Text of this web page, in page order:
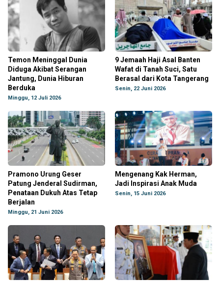
Temon Meninggal Dunia
Diduga Akibat Serangan
Jantung, Dunia Hiburan
Berduka
Minggu, 12 Juli 2026
9 Jemaah Haji Asal Banten
Wafat di Tanah Suci, Satu
Berasal dari Kota Tangerang
Senin, 22 Juni 2026
Pramono Urung Geser
Patung Jenderal Sudirman,
Penataan Dukuh Atas Tetap
Berjalan
Minggu, 21 Juni 2026
Mengenang Kak Herman,
Jadi Inspirasi Anak Muda
Senin, 15 Juni 2026